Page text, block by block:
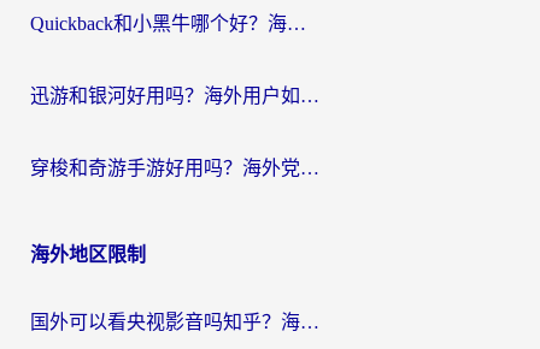
Quickback和小黑牛哪个好？海外党亲测指南，选对回国加速器秒回国内
迅游和银河好用吗？海外用户如何选择回国加速器实现无缝访问国内资源
穿梭和奇游手游好用吗？海外党亲测3款回国加速器，附蜜蜂加速器七天试用攻略
海外地区限制
国外可以看央视影音吗知乎？海外党亲测有效的回国加速方案